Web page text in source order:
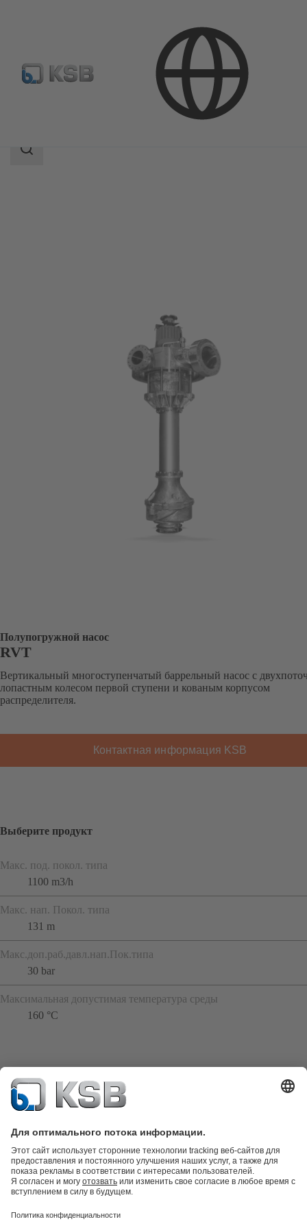
Каталог продукции RVT
Область
Полупогружной насос
RVT
Вертикальный многоступенчатый баррельный насос c
лопастным колесом первой ступени и кованым корпусом
распределителя.
Контактная информация KSB
Выберите продукт
Макс. под. покол. типа
1100 m3/h
Макс. нап. Покол. типа
131 m
Макс.доп.раб.давл.нап.Пок.типа
30 bar
Максимальная допустимая температура среды
160 °C